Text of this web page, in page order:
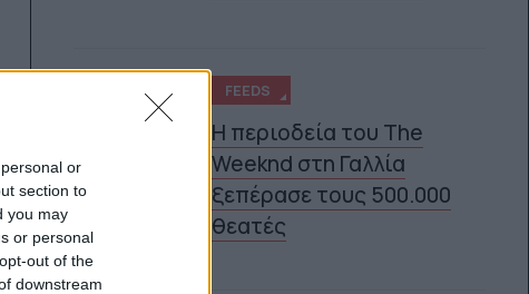
or
section to
you may
or personal
out of the
downstream
FEEDS
Η περιοδεία του The
Weeknd στη Γαλλία
ξεπέρασε τους 500.000
θεατές